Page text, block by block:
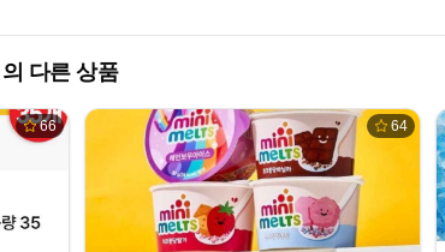
다른 상품
66 64